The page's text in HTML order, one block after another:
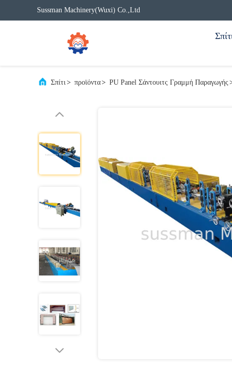
Sussman Machinery(Wuxi) Co.,Ltd
Σπίτι> προϊόντα> PU Panel Σάντουιτς Γραμμή Παραγωγής